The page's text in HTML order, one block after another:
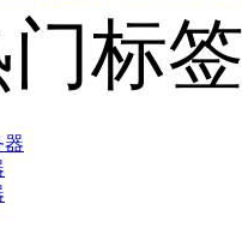
标签
器